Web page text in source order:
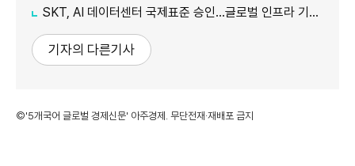
SKT, AI 데이터센터 국제표준 승인…글로벌 인프라 기준 제시
기자의 다른기사
©'5개국어 글로벌 경제신문' 아주경제. 무단전재·재배포 금지